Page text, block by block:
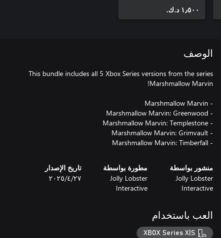
١٫٥٠٠ د.ك.‏
الوصف
This bundle includes all 5 Xbox Series versions from the series
- Marshmallow Marvin: Timberfall
منشور بواسطة
Jolly Lobster
Interactive
مطورة بواسطة
Jolly Lobster
Interactive
تاريخ الإصدار
٢٧‏/٤‏/٢٠٢٥
العب باستخدام
XBOX Series X|S